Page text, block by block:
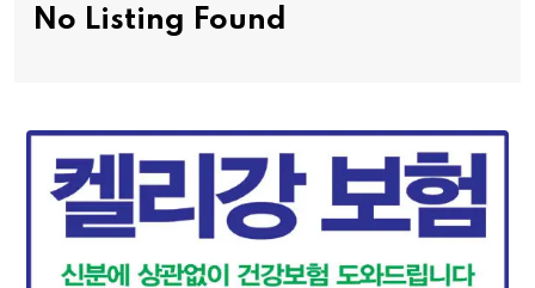
No Listing Found